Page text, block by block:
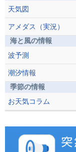
天気図
アメダス（実況）
海と風の情報
波予測
潮汐情報
季節の情報
お天気コラム